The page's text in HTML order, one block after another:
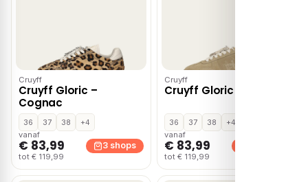
Cruyff
Cruyff Gloric –
Cognac
36 37 38
+4
vanaf
€ 83,99
tot € 119,99
3 shops
Cruyff
Cruyff Gloric – Beige
36 37 38
+4
vanaf
€ 83,99
tot € 119,99